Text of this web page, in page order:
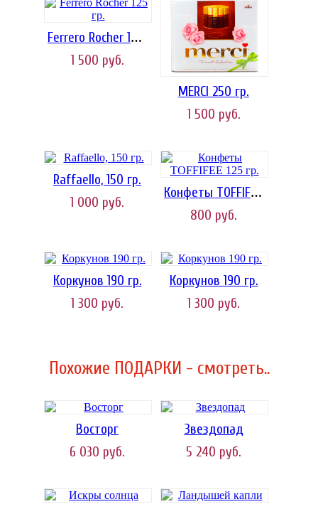
Ferrero Rocher 125 гр.
1 500 руб.
MERCI 250 гр.
1 500 руб.
Raffaello, 150 гр.
1 000 руб.
Конфеты TOFFIFEE 125 гр.
800 руб.
Коркунов 190 гр.
1 300 руб.
Коркунов 190 гр.
1 300 руб.
Похожие ПОДАРКИ - смотреть..
Восторг
6 030 руб.
Звездопад
5 240 руб.